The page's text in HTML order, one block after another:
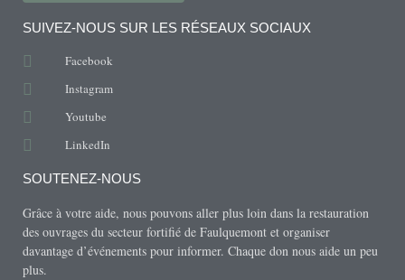
SUIVEZ-NOUS SUR LES RÉSEAUX SOCIAUX
Facebook
Instagram
Youtube
LinkedIn
SOUTENEZ-NOUS
Grâce à votre aide, nous pouvons aller plus loin dans la restauration
des ouvrages du secteur fortifié de Faulquemont et organiser
davantage d’événements pour informer. Chaque don nous aide un peu
plus.